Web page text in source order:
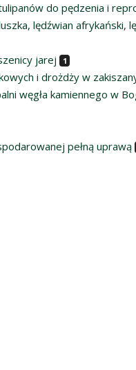
do pędzenia i
lędźwian afrykański,
jarej 1
i drożdży w
węgła kamiennego w
pełną uprawą